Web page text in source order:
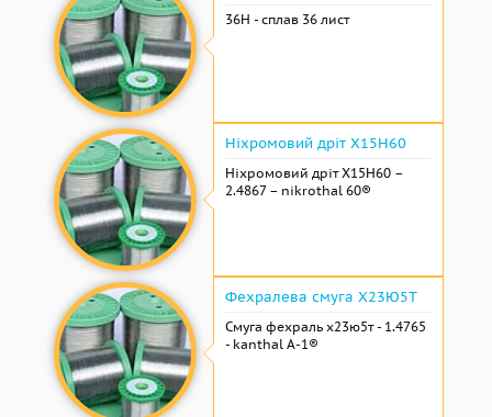
36Н - сплав 36 лист
Ніхромовий дріт Х15Н60
Ніхромовий дріт Х15Н60 –
2.4867 – nikrothal 60®
Фехралева смуга Х23Ю5Т
Смуга фехраль х23ю5т - 1.4765
- kanthal A-1®